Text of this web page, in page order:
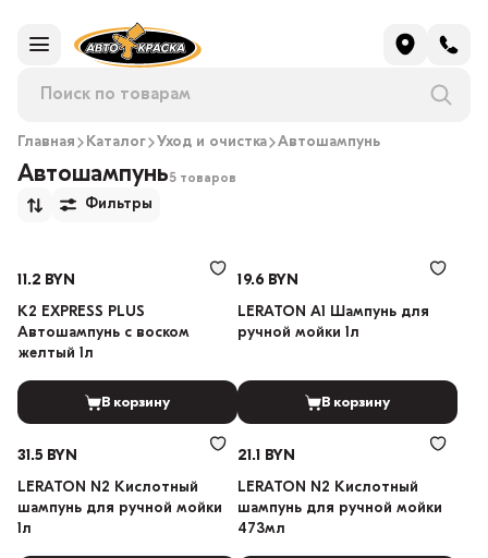
Главная Каталог Уход и очистка Автошампунь
Автошампунь5 товаров
Фильтры
11.2 BYN
K2 EXPRESS PLUS
Автошампунь с воском
желтый 1л
В корзину
19.6 BYN
LERATON A1 Шампунь для
ручной мойки 1л
В корзину
31.5 BYN
LERATON N2 Кислотный
шампунь для ручной мойки
1л
21.1 BYN
LERATON N2 Кислотный
шампунь для ручной мойки
473мл